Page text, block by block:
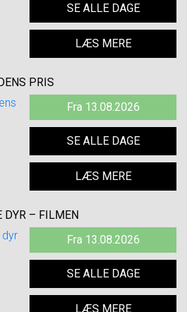
SE ALLE DAGE
LÆS MERE
PRIS
Fra 13.08.2026
SE ALLE DAGE
LÆS MERE
DYR – FILMEN
Fra 13.08.2026
SE ALLE DAGE
LÆS MERE